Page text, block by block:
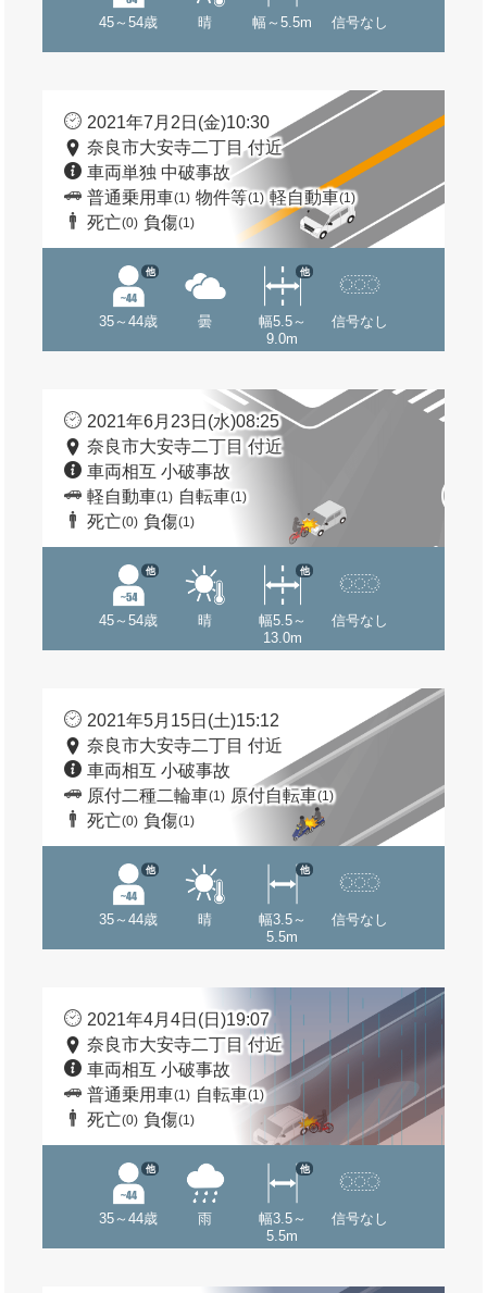
45～54歳 晴 幅～5.5m 信号なし
2021年7月2日(金)10:30
奈良市大安寺二丁目 付近
車両単独 中破事故
普通乗用車(1) 物件等(1) 軽自動車(1)
死亡(0) 負傷(1)
35～44歳
他
曇
幅5.5～
9.0m
他
信号なし
2021年6月23日(水)08:25
奈良市大安寺二丁目 付近
車両相互 小破事故
軽自動車(1) 自転車(1)
死亡(0) 負傷(1)
45～54歳
他
晴
幅5.5～
13.0m
他
信号なし
2021年5月15日(土)15:12
奈良市大安寺二丁目 付近
車両相互 小破事故
原付二種二輪車(1) 原付自転車(1)
死亡(0) 負傷(1)
35～44歳
他
晴
幅3.5～
5.5m
他
信号なし
2021年4月4日(日)19:07
奈良市大安寺二丁目 付近
車両相互 小破事故
普通乗用車(1) 自転車(1)
死亡(0) 負傷(1)
35～44歳
他
雨
幅3.5～
5.5m
他
信号なし